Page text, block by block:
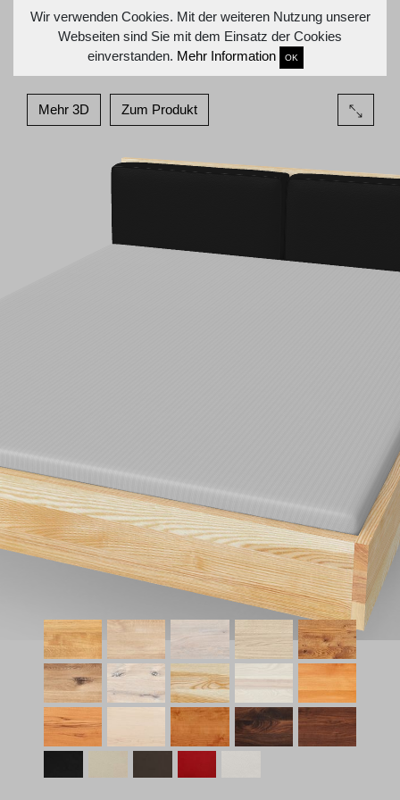
Wir verwenden Cookies. Mit der weiteren Nutzung unserer
Webseiten sind Sie mit dem Einsatz der Cookies
einverstanden. Mehr Information OK
Mehr 3D Zum Produkt